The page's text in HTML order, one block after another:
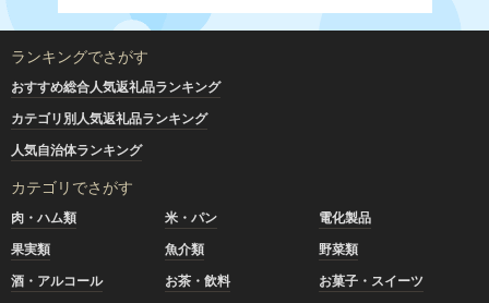
ランキングでさがす
おすすめ総合人気返礼品ランキング
カテゴリ別人気返礼品ランキング
人気自治体ランキング
カテゴリでさがす
肉・ハム類 米・パン
電化製品
果実類
魚介類
野菜類
酒・アルコール
お茶・飲料
お菓子・スイーツ